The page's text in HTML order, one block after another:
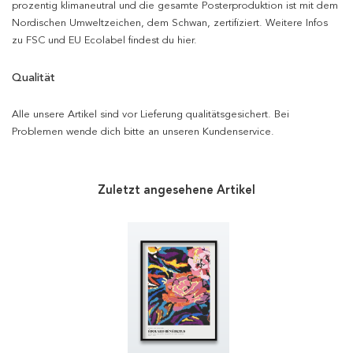
prozentig klimaneutral und die gesamte Posterproduktion ist mit dem
Nordischen Umweltzeichen, dem Schwan, zertifiziert. Weitere Infos
zu FSC und EU Ecolabel findest du hier.
Qualität
Alle unsere Artikel sind vor Lieferung qualitätsgesichert. Bei
Problemen wende dich bitte an unseren Kundenservice.
Zuletzt angesehene Artikel